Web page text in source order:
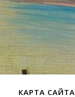
КАРТА САЙТА